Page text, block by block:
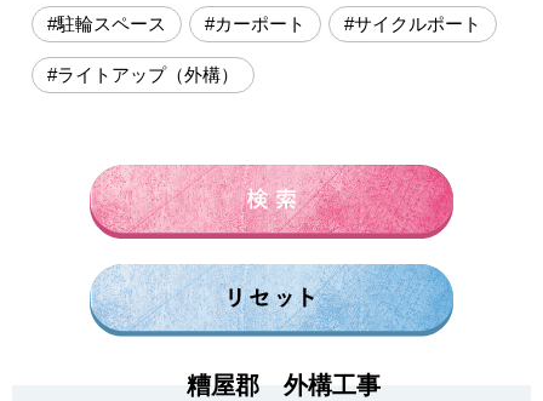
#駐輪スペース #カーポート #サイクルポート
#ライトアップ（外構）
糟屋郡 外構工事